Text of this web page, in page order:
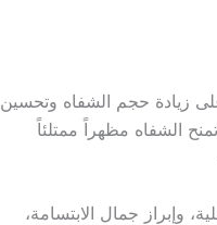
زيادة حجم الشفاه وتحسين
الشفاه مظهراً ممتلئاً
وإبراز جمال الابتسامة،